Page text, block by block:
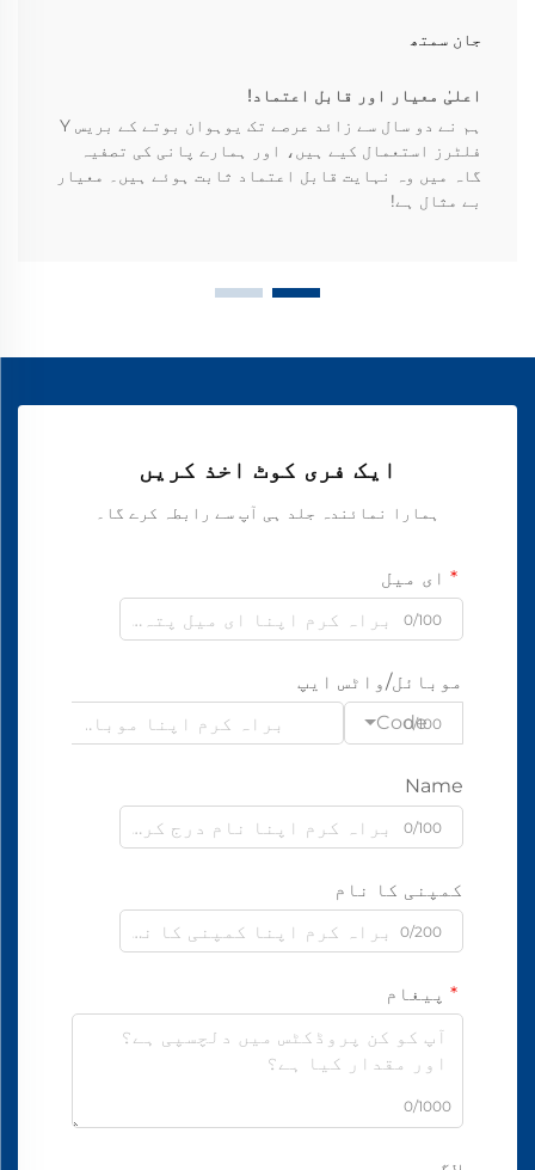
جان سمتھ
اعلیٰ معیار اور قابل اعتماد!
ہم نے دو سال سے زائد عرصے تک یوہوان بوتے کے بریس Y
فلٹرز استعمال کیے ہیں، اور ہمارے پانی کی تصفیہ
گاہ میں وہ نہایت قابل اعتماد ثابت ہوئے ہیں۔ معیار
بے مثال ہے!
ایک فری کوٹ اخذ کریں
ہمارا نمائندہ جلد ہی آپ سے رابطہ کرے گا۔
ای میل
0/100
موبائل/واٹس ایپ
Code
0/100
Name
0/100
کمپنی کا نام
0/200
پیغام
0/1000